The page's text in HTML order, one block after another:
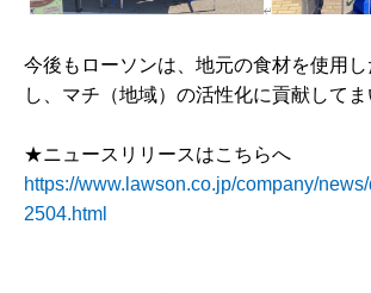
今後もローソンは、地元の食材を使用
し、マチ（地域）の活性化に貢献してま
★ニュースリリースはこちらへ
https://www.lawson.co.jp/company/news/
2504.html